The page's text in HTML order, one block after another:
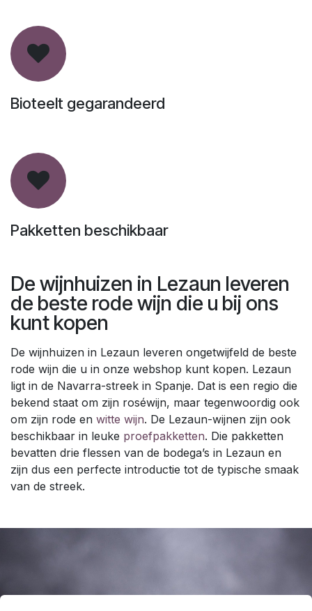
Bioteelt gegarandeerd
Pakketten beschikbaar
De wijnhuizen in Lezaun leveren
de beste rode wijn die u bij ons
kunt kopen
De wijnhuizen in Lezaun leveren ongetwijfeld de beste
rode wijn die u in onze webshop kunt kopen. Lezaun
ligt in de Navarra-streek in Spanje. Dat is een regio die
bekend staat om zijn roséwijn, maar tegenwoordig ook
om zijn rode en witte wijn. De Lezaun-wijnen zijn ook
beschikbaar in leuke proefpakketten. Die pakketten
bevatten drie flessen van de bodega’s in Lezaun en
zijn dus een perfecte introductie tot de typische smaak
van de streek.